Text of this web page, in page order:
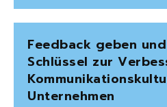
Feedback geben
Schlüssel zur
Unternehmen